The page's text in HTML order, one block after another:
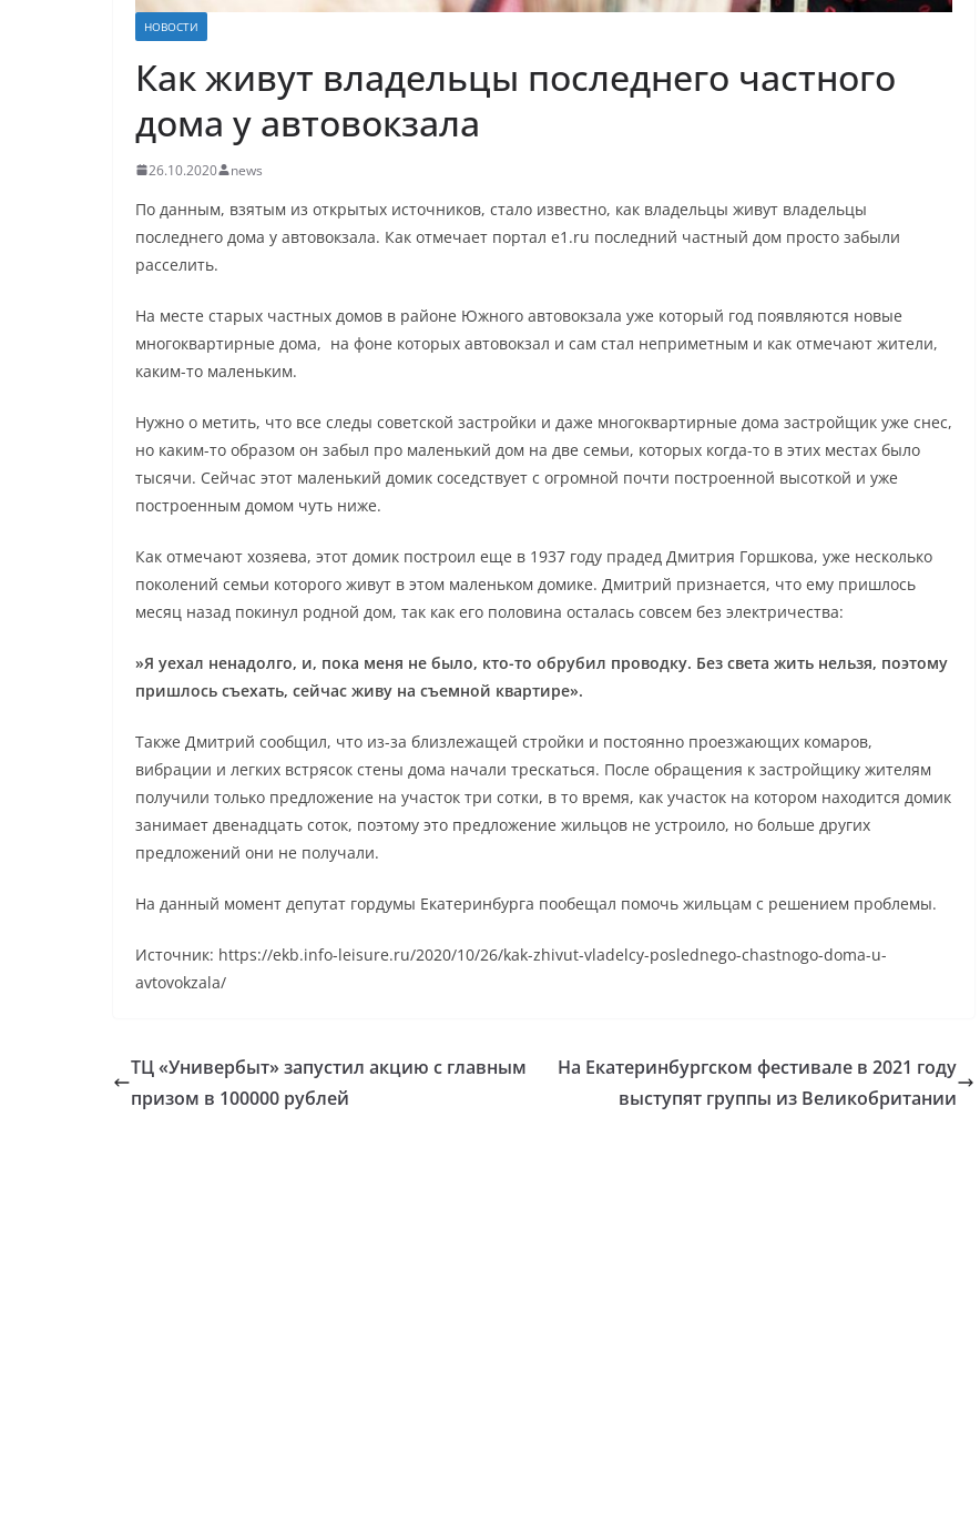
НОВОСТИ
Как живут владельцы последнего частного
дома у автовокзала
26.10.2020 news
По данным, взятым из открытых источников, стало известно, как владельцы живут владельцы
последнего дома у автовокзала. Как отмечает портал e1.ru последний частный дом просто забыли
расселить.
На месте старых частных домов в районе Южного автовокзала уже который год появляются новые
многоквартирные дома, на фоне которых автовокзал и сам стал неприметным и как отмечают жители,
каким-то маленьким.
Нужно о метить, что все следы советской застройки и даже многоквартирные дома застройщик уже снес,
но каким-то образом он забыл про маленький дом на две семьи, которых когда-то в этих местах было
тысячи. Сейчас этот маленький домик соседствует с огромной почти построенной высоткой и уже
построенным домом чуть ниже.
Как отмечают хозяева, этот домик построил еще в 1937 году прадед Дмитрия Горшкова, уже несколько
поколений семьи которого живут в этом маленьком домике. Дмитрий признается, что ему пришлось
месяц назад покинул родной дом, так как его половина осталась совсем без электричества:
»Я уехал ненадолго, и, пока меня не было, кто-то обрубил проводку. Без света жить нельзя, поэтому
пришлось съехать, сейчас живу на съемной квартире».
Также Дмитрий сообщил, что из-за близлежащей стройки и постоянно проезжающих комаров,
вибрации и легких встрясок стены дома начали трескаться. После обращения к застройщику жителям
получили только предложение на участок три сотки, в то время, как участок на котором находится домик
занимает двенадцать соток, поэтому это предложение жильцов не устроило, но больше других
предложений они не получали.
На данный момент депутат гордумы Екатеринбурга пообещал помочь жильцам с решением проблемы.
Источник: https://ekb.info-leisure.ru/2020/10/26/kak-zhivut-vladelcy-poslednego-chastnogo-doma-u-
avtovokzala/
ТЦ «Универбыт» запустил акцию с главным
призом в 100000 рублей
На Екатеринбургском фестивале в 2021 году
выступят группы из Великобритании